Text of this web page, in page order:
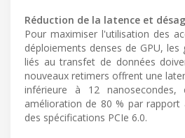
Réduction de la latence et
Pour maximiser l'utilisation des
déploiements denses de GPU,
liés au transfet de données
nouveaux retimers offrent une
inférieure à 12
amélioration de 80 % par rapport
des spécifications PCIe 6.0.